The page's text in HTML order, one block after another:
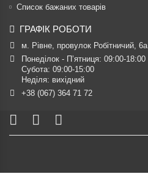
Список бажаних товарів
ГРАФІК РОБОТИ
м. Рівне, провулок Робітничий, 6а
Понеділок - П’ятниця: 09:00-18:00
Субота: 09:00-15:00
Неділя: вихідний
+38 (067) 364 71 72